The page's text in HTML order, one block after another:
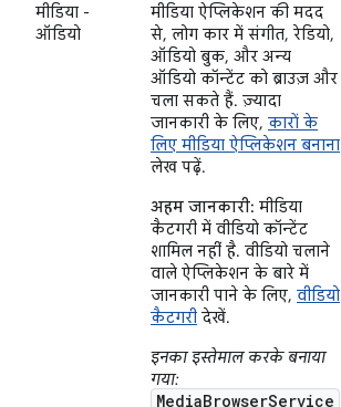
मीडिया -
ऑडियो
मीडिया ऐप्लिकेशन की मदद
से, लोग कार में संगीत, रेडियो,
ऑडियो बुक, और अन्य
ऑडियो कॉन्टेंट को ब्राउज़ और
चला सकते हैं. ज़्यादा
जानकारी के लिए, कारों के
लिए मीडिया ऐप्लिकेशन बनाना
लेख पढ़ें.
अहम जानकारी: मीडिया
कैटगरी में वीडियो कॉन्टेंट
शामिल नहीं है. वीडियो चलाने
वाले ऐप्लिकेशन के बारे में
जानकारी पाने के लिए, वीडियो
कैटगरी देखें.
इनका इस्तेमाल करके बनाया
गया:
MediaBrowserService